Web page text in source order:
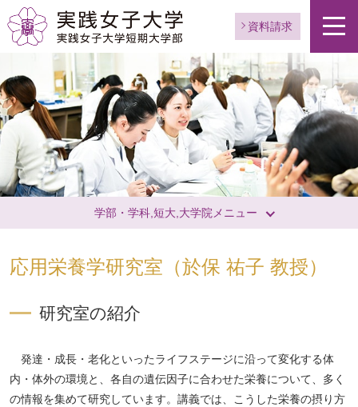
資料請求
学部・学科,短大,大学院メニュー
応用栄養学研究室（於保 祐子 教授）
研究室の紹介
発達・成長・老化といったライフステージに沿って変化する体
内・体外の環境と、各自の遺伝因子に合わせた栄養について、多く
の情報を集めて研究しています。講義では、こうした栄養の摂り方
ー
ッ
プ